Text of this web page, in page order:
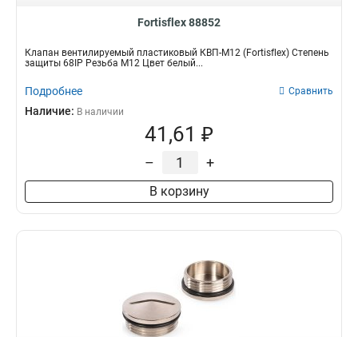
Fortisflex 88852
Клапан вентилируемый пластиковый КВП-М12 (Fortisflex) Степень
защиты 68IP Резьба M12 Цвет белый...
Подробнее Сравнить
Наличие: В наличии
41,61 ₽
– +
В корзину